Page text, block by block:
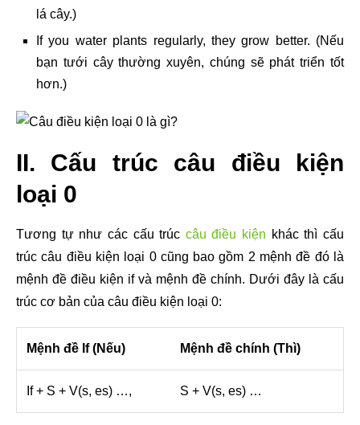
lá cây.)
If you water plants regularly, they grow better. (Nếu
bạn tưới cây thường xuyên, chúng sẽ phát triển tốt
hơn.)
II. Cấu trúc câu điều kiện
loại 0
Tương tự như các cấu trúc câu điều kiện khác thì cấu
trúc câu điều kiện loại 0 cũng bao gồm 2 mệnh đề đó là
mệnh đề điều kiện if và mệnh đề chính. Dưới đây là cấu
trúc cơ bản của câu điều kiện loại 0:
Mệnh đề If (Nếu) Mệnh đề chính (Thì)
If + S + V(s, es) …, S + V(s, es) …